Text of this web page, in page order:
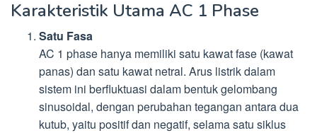
Karakteristik Utama AC 1 Phase
Satu Fasa
AC 1 phase hanya memiliki satu kawat fase (kawat
panas) dan satu kawat netral. Arus listrik dalam
sistem ini berfluktuasi dalam bentuk gelombang
sinusoidal, dengan perubahan tegangan antara dua
kutub, yaitu positif dan negatif, selama satu siklus